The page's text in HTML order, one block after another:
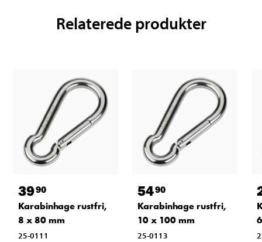
Relaterede produkter
3990
Karabinhage rustfri,
8 x 80 mm
25-0111
5490
Karabinhage rustfri,
10 x 100 mm
25-0113